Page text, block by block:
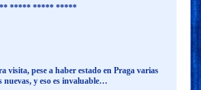
***** ***** *****
pese a haber estado en Praga varias
nuevas, y eso es invaluable…